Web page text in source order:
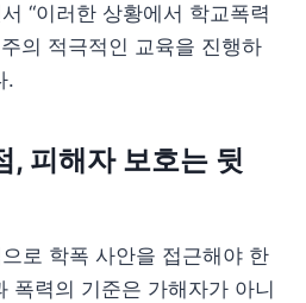
“이러한 상황에서 학교폭력
의 적극적인 교육을 진행하
.
, 피해자 보호는 뒷
로 학폭 사안을 접근해야 한
폭력의 기준은 가해자가 아니